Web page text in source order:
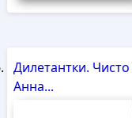
Дилетантки. Чисто
Анна...